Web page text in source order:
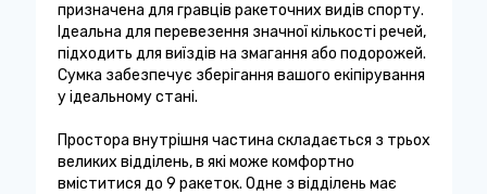
призначена для гравців ракеточних видів спорту.
Ідеальна для перевезення значної кількості речей,
підходить для виїздів на змагання або подорожей.
Сумка забезпечує зберігання вашого екіпірування
у ідеальному стані.
Простора внутрішня частина складається з трьох
великих відділень, в які може комфортно
вміститися до 9 ракеток. Одне з відділень має